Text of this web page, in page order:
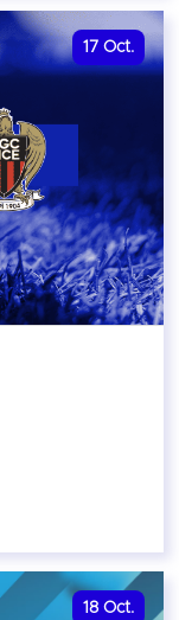
17 Oct.
18 Oct.